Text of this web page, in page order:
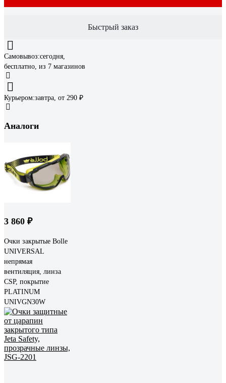
Быстрый заказ
Самовывоз:сегодня,
бесплатно, из 7 магазинов
Курьером:завтра, от 290 ₽
Аналоги
3 860 ₽
Очки закрытые Bolle
UNIVERSAL
непрямая
вентиляция, линза
CSP, покрытие
PLATINUM
UNIVGN30W